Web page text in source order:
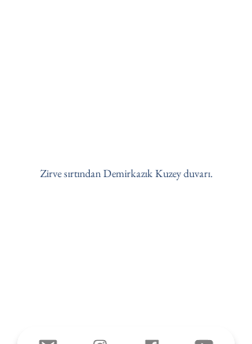
Zirve sırtından Demirkazık Kuzey duvarı.